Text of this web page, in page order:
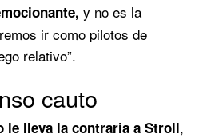
y no es la
ir como pilotos de
relativo”.
cauto
le lleva la contraria a Stroll,